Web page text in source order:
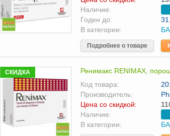
Наличие:
Годен до:
В категории:
Подробнее о товаре
СКИДКА
Ренимакс RENIMAX,
Код товара:
Производитель:
Цена со скидкой:
Наличие:
В категории: